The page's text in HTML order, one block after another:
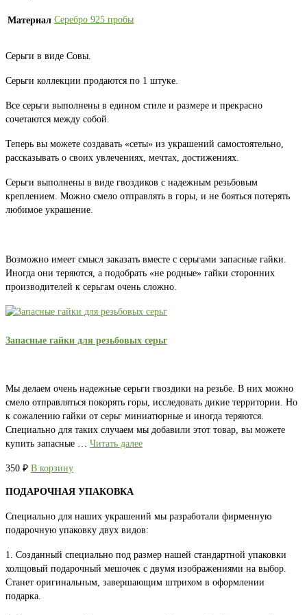
Материал Серебро 925 пробы
Серьги в виде Совы.
Серьги коллекции продаются по 1 штуке.
Все серьги выполнены в едином стиле и размере и прекрасно
сочетаются между собой.
Теперь вы можете создавать «сеты» из украшений самостоятельно,
рассказывать о своих увлечениях, мечтах, достижениях.
Серьги выполнены в виде гвоздиков с надежным резьбовым
креплением. Можно смело отправлять в горы, и не бояться потерять
любимое украшение.
Возможно имеет смысл заказать вместе с серьгами запасные гайки.
Иногда они теряются, а подобрать «не родные» гайки сторонних
производителей к серьгам очень сложно.
Запасные гайки для резьбовых серьг
Мы делаем очень надежные серьги гвоздики на резьбе. В них можно
смело отправляться покорять горы, исследовать дикие территории. Но
к сожалению гайки от серьг миниатюрные и иногда теряются.
Специально для таких случаем мы добавили этот товар, вы можете
купить запасные … Читать далее
350 ₽ В корзину
ПОДАРОЧНАЯ УПАКОВКА
Специально для наших украшений мы разработали фирменную
подарочную упаковку двух видов:
1. Созданный специально под размер нашей стандартной упаковки
холщовый подарочный мешочек с двумя изображениями на выбор.
Станет оригинальным, завершающим штрихом в оформлении
подарка.